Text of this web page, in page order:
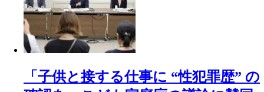
「子供と接する仕事に “性犯罪歴” の